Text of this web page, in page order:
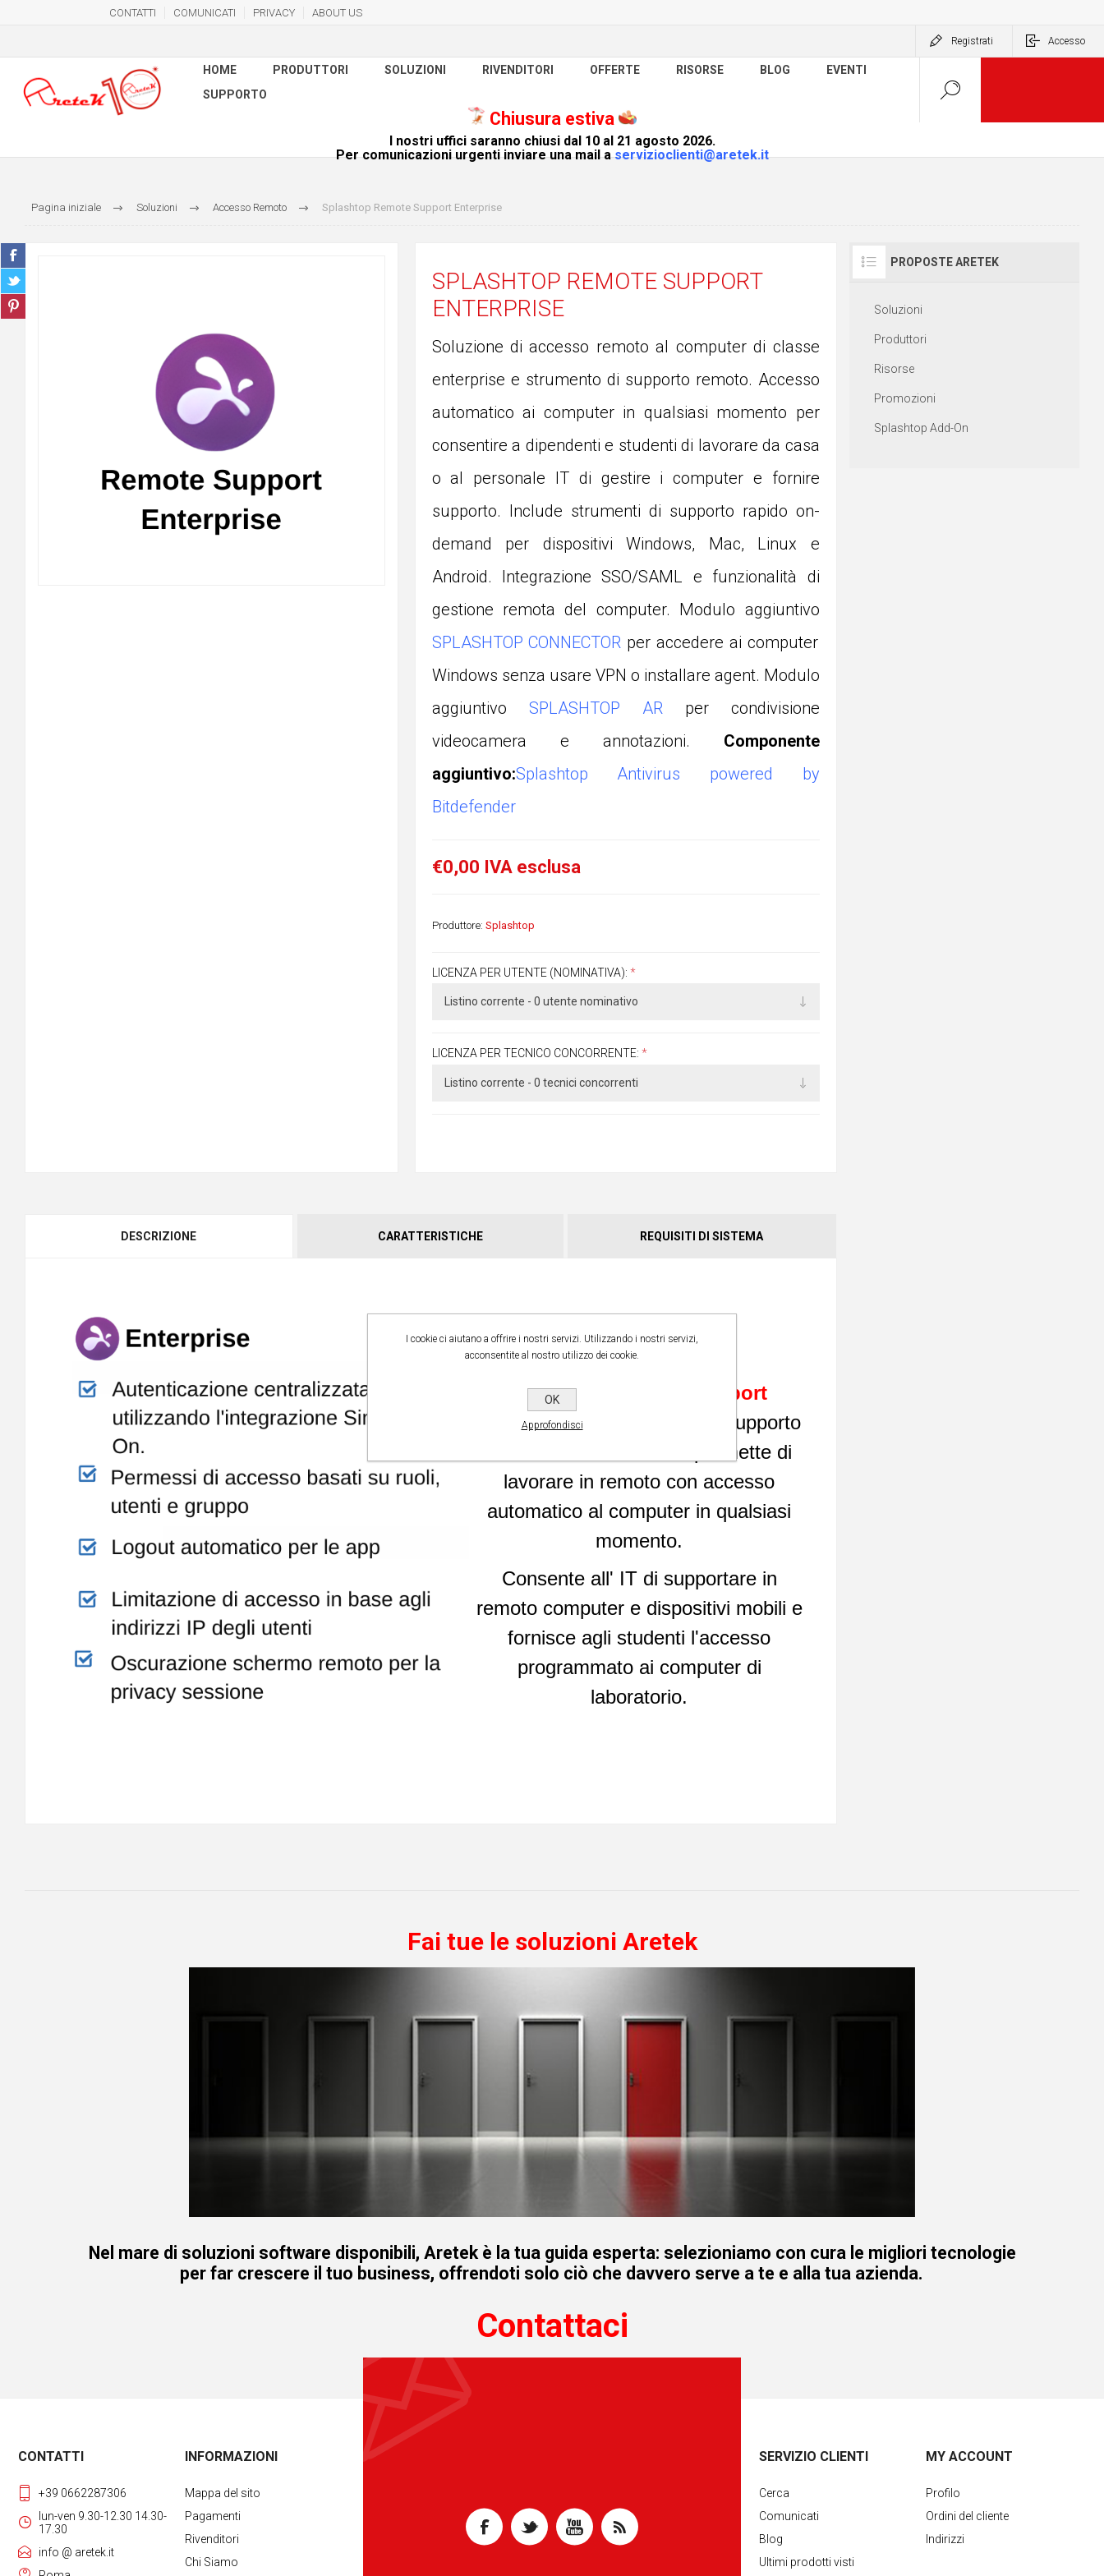
CONTATTI COMUNICATI PRIVACY ABOUT US
Registrati Accesso
HOME PRODUTTORI SOLUZIONI RIVENDITORI OFFERTE RISORSE BLOG
EVENTI
SUPPORTO
Chiusura estiva
I nostri uffici saranno chiusi dal 10 al 21 agosto 2026.
Per comunicazioni urgenti inviare una mail aservizioclienti@aretek.it
Pagina iniziale Soluzioni Accesso Remoto Splashtop Remote Support Enterprise
SPLASHTOP REMOTE SUPPORT
ENTERPRISE
Soluzione di accesso remoto al computer di classe
enterprise e strumento di supporto remoto. Accesso
automatico ai computer in qualsiasi momento per
consentire a dipendenti e studenti di lavorare da casa
o al personale IT di gestire i computer e fornire
supporto. Include strumenti di supporto rapido on-
demand per dispositivi Windows, Mac, Linux e
Android. Integrazione SSO/SAML e funzionalità di
gestione remota del computer. Modulo aggiuntivo
SPLASHTOP CONNECTOR per accedere ai computer
Windows senza usare VPN o installare agent. Modulo
aggiuntivo SPLASHTOP ARper condivisione
videocamera e annotazioni. Componente
aggiuntivo:Splashtop Antivirus powered by
Bitdefender
€0,00 IVA esclusa
Produttore: Splashtop
LICENZA PER UTENTE (NOMINATIVA): *
LICENZA PER TECNICO CONCORRENTE: *
DESCRIZIONE CARATTERISTICHE REQUISITI DI SISTEMA
Splashtop Remote Support
Enterpriseè la soluzione di supporto
ed accesso remoto che permette di
lavorare in remoto con accesso
automatico al computer in qualsiasi
momento.
Consente all' IT di supportare in
remoto computer e dispositivi mobili e
fornisce agli studenti l'accesso
programmato ai computer di
laboratorio.
PROPOSTE ARETEK
Soluzioni
Produttori
Risorse
Promozioni
Splashtop Add-On
Fai tue le soluzioni Aretek
Nel mare di soluzioni software disponibili, Aretek è la tua guida esperta: selezioniamo con cura le migliori tecnologie
per far crescere il tuo business, offrendoti solo ciò che davvero serve a te e alla tua azienda.
Contattaci
CONTATTI
+39 0662287306
lun-ven 9.30-12.30 14.30-
17.30
info @ aretek.it
INFORMAZIONI
Mappa del sito
Pagamenti
Rivenditori
Chi Siamo
SERVIZIO CLIENTI
Cerca
Comunicati
Blog
Ultimi prodotti visti
MY ACCOUNT
Profilo
Ordini del cliente
Indirizzi
I cookie ci aiutano a offrire i nostri servizi. Utilizzando i nostri servizi,
acconsentite al nostro utilizzo dei cookie.
OK
Approfondisci